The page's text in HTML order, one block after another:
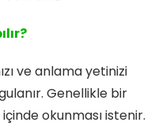
ve anlama yetinizi
Genellikle bir
okunması istenir.